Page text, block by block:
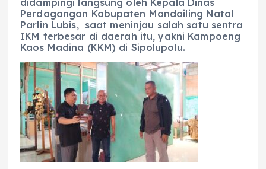
didampingi langsung oleh Kepala Dinas
Perdagangan Kabupaten Mandailing Natal
Parlin Lubis, saat meninjau salah satu sentra
IKM terbesar di daerah itu, yakni Kampoeng
Kaos Madina (KKM) di Sipolupolu.